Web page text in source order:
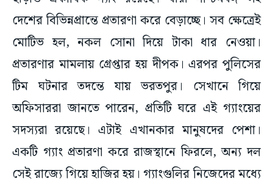
দেশের বিভিন্নপ্রান্তে প্রতারণা করে বেড়াচ্ছে। সব ক্ষেত্রেই
মোটিভ হল, নকল সোনা দিয়ে টাকা ধার নেওয়া।
প্রতারণার মামলায় গ্রেপ্তার হয় দীপক। এরপর পুলিসের
টিম ঘটনার তদন্তে যায় ভরতপুর। সেখানে গিয়ে
অফিসাররা জানতে পারেন, প্রতিটি ঘরে এই গ্যাংয়ের
সদস্যরা রয়েছে। এটাই এখানকার মানুষদের পেশা।
একটি গ্যাং প্রতারণা করে রাজস্থানে ফিরলে, অন্য দল
সেই রাজ্যে গিয়ে হাজির হয়। গ্যাংগুলির নিজেদের মধ্যে